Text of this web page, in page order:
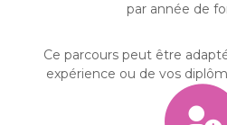
par année de
Ce parcours peut être
expérience ou de vos